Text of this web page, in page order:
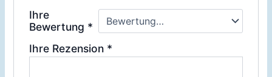
Ihre
Bewertung *
Ihre Rezension *